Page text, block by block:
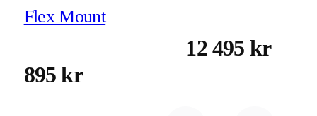
Flex Mount
895 kr
12 495 kr